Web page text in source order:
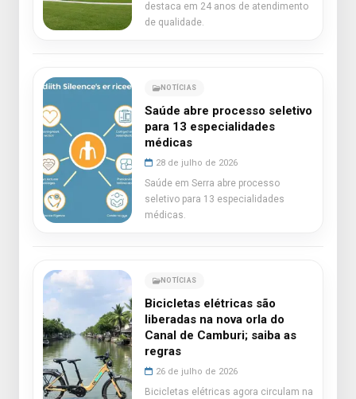
destaca em 24 anos de atendimento
de qualidade.
NOTÍCIAS
Saúde abre processo seletivo
para 13 especialidades
médicas
28 de julho de 2026
Saúde em Serra abre processo
seletivo para 13 especialidades
médicas.
NOTÍCIAS
Bicicletas elétricas são
liberadas na nova orla do
Canal de Camburi; saiba as
regras
26 de julho de 2026
Bicicletas elétricas agora circulam na